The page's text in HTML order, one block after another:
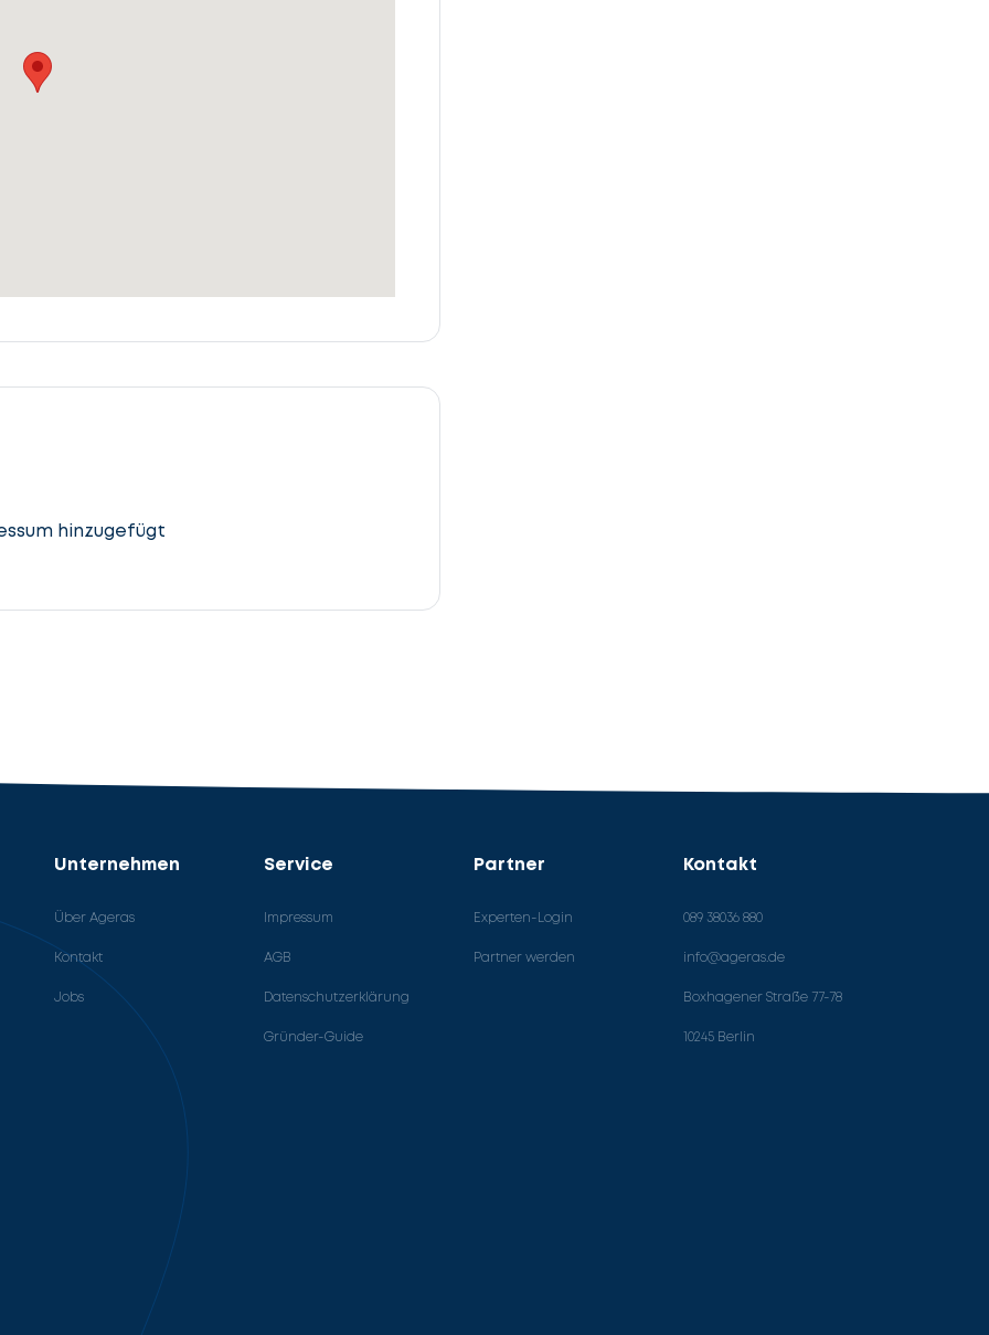
hinzugefügt
Unternehmen
Über Ageras
Kontakt
Jobs
Service
Impressum
AGB
Datenschutzerklärung
Gründer-Guide
Partner
Experten-Login
Partner werden
Kontakt
089 38036 880
info@ageras.de
Boxhagener Straße 77-78
10245 Berlin